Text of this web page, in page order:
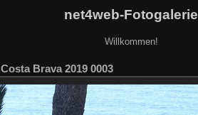
net4web-Fotogalerie
Willkommen!
Costa Brava 2019 0003